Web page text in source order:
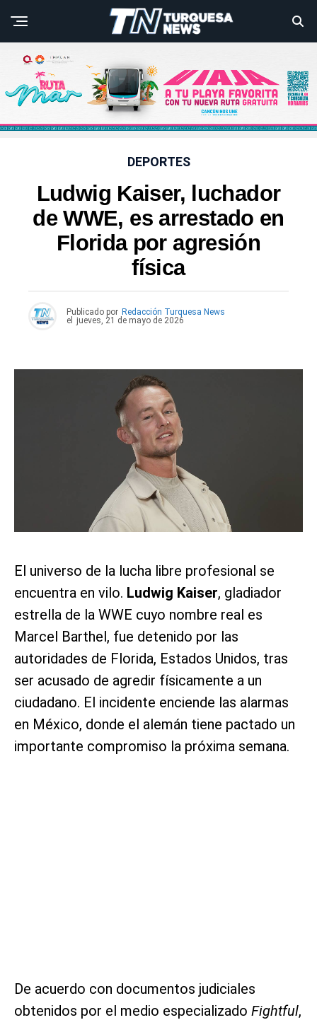
DEPORTES
Ludwig Kaiser, luchador
de WWE, es arrestado en
Florida por agresión
física
Publicado por Redacción Turquesa News
el
jueves, 21 de mayo de 2026
El universo de la lucha libre profesional se
encuentra en vilo. Ludwig Kaiser, gladiador
estrella de la WWE cuyo nombre real es
Marcel Barthel, fue detenido por las
autoridades de Florida, Estados Unidos, tras
ser acusado de agredir físicamente a un
ciudadano. El incidente enciende las alarmas
en México, donde el alemán tiene pactado un
importante compromiso la próxima semana.
De acuerdo con documentos judiciales
obtenidos por el medio especializado Fightful,